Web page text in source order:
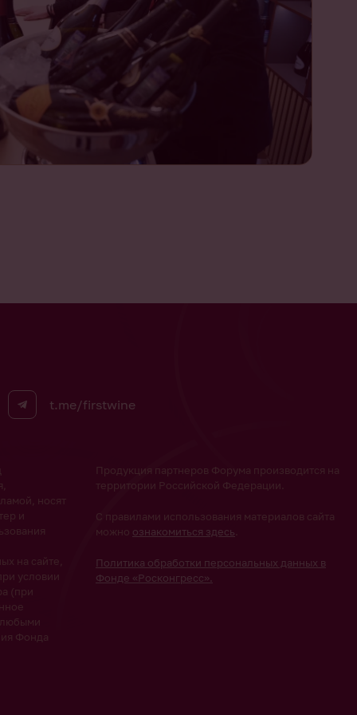
t.me/firstwine
носят
и
на сайте,
условии
(при
Фонда
Продукция партнеров Форума производится на
территории Российской Федерации.
С правилами использования материалов сайта
можно ознакомиться здесь
Политика обработки персональных данных в
Фонде «Росконгресс».